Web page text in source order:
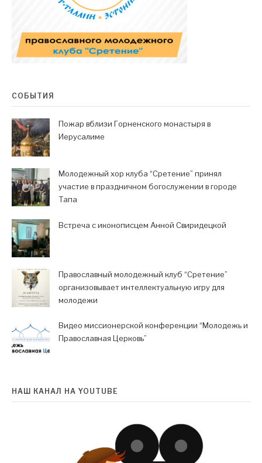
СОБЫТИЯ
Пожар вблизи Горненского монастыря в
Иерусалиме
Молодежный хор клуба “Сретение” принял
участие в праздничном богослужении в городе
Тапа
Встреча с иконописцем Анной Свиридецкой
Православный молодежный клуб “Сретение”
организовывает интеллектуальную игру для
молодежи
Видео миссионерской конференции “Молодежь и
Православная Церковь”
НАШ КАНАЛ НА YOUTUBE